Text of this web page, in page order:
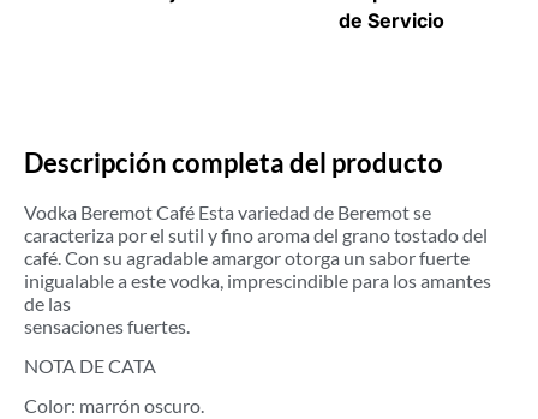
de Servicio
Descripción completa del producto
Vodka Beremot Café Esta variedad de Beremot se
caracteriza por el sutil y fino aroma del grano tostado del
café. Con su agradable amargor otorga un sabor fuerte
inigualable a este vodka, imprescindible para los amantes
de las
sensaciones fuertes.
NOTA DE CATA
Color: marrón oscuro.